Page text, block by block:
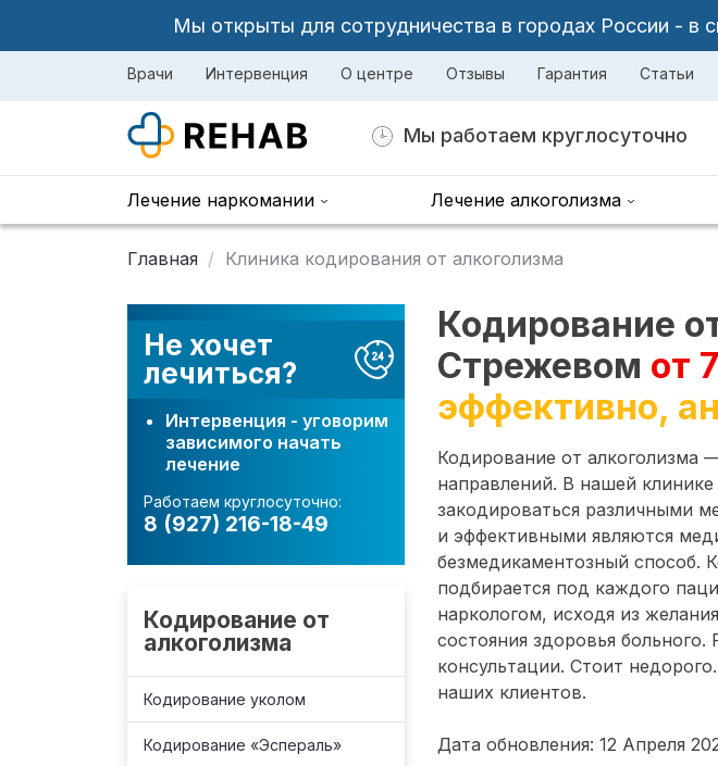
Мы открыты для сотрудничества в городах России - в
Врачи Интервенция О центре Отзывы Гарантия Статьи
Мы работаем круглосуточно
Лечение наркомании Лечение алкоголизма
Главная Клиника кодирования от алкоголизма
Не хочет
лечиться?
Интервенция - уговорим
зависимого начать
лечение
Работаем круглосуточно:
8 (927) 216-18-49
Кодирование от
алкоголизма
Кодирование уколом
Кодирование «Эспераль»
Кодирование
Стрежевом от
эффективно,
Кодирование от алкоголизма
направлений. В нашей
закодироваться различными
и эффективными являются
безмедикаментозный способ.
подбирается под каждого
наркологом, исходя из
состояния здоровья
консультации. Стоит
наших клиентов.
Дата обновления: 12 Апреля